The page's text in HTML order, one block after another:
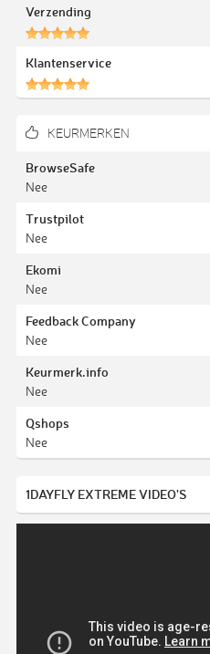
Verzending
Klantenservice
KEURMERKEN
BrowseSafe
Nee
Trustpilot
Nee
Ekomi
Nee
Feedback Company
Nee
Keurmerk.info
Nee
Qshops
Nee
1DAYFLY EXTREME VIDEO'S